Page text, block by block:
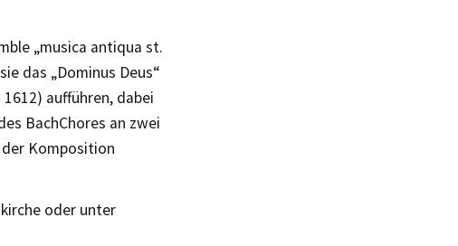
„musica antiqua st.
das „Dominus Deus“
aufführen, dabei
BachChores an zwei
Komposition
oder unter